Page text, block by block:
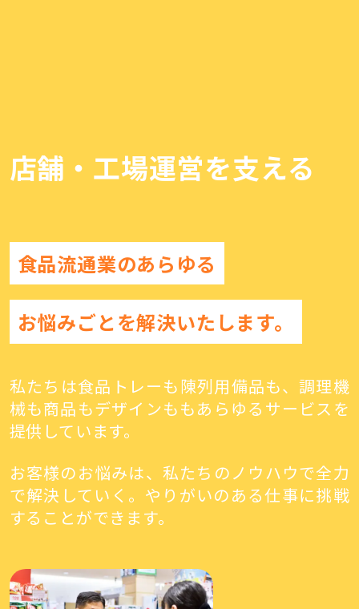
店舗・工場運営を支える
食品流通業のあらゆる
お悩みごとを解決いたします。
私たちは食品トレーも陳列用備品も、調理機
械も商品もデザインももあらゆるサービスを
提供しています。
お客様のお悩みは、私たちのノウハウで全力
で解決していく。やりがいのある仕事に挑戦
することができます。